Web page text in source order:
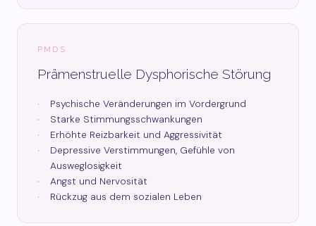
PMDS
Prämenstruelle Dysphorische Störung
Psychische Veränderungen im Vordergrund
Starke Stimmungsschwankungen
Erhöhte Reizbarkeit und Aggressivität
Depressive Verstimmungen, Gefühle von
Ausweglosigkeit
Angst und Nervosität
Rückzug aus dem sozialen Leben